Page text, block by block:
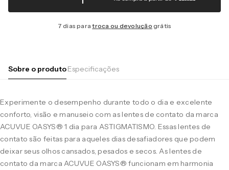
7 dias paratroca ou devolução grátis
Sobre o produtoEspecificações
Experimente o desempenho durante todo o dia e excelente
conforto, visão e manuseio com as lentes de contato da marca
ACUVUE OASYS® 1 dia para ASTIGMATISMO. Essas lentes de
contato são feitas para aqueles dias desafiadores que podem
deixar seus olhos cansados, pesados e secos. As lentes de
contato da marca ACUVUE OASYS® funcionam em harmonia